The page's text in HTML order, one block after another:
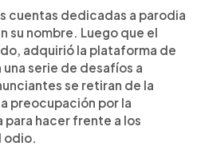
cuentas dedicadas a parodia
su nombre. Luego que el
adquirió la plataforma de
serie de desafíos a
se retiran de la
preocupación por la
hacer frente a los
odio.